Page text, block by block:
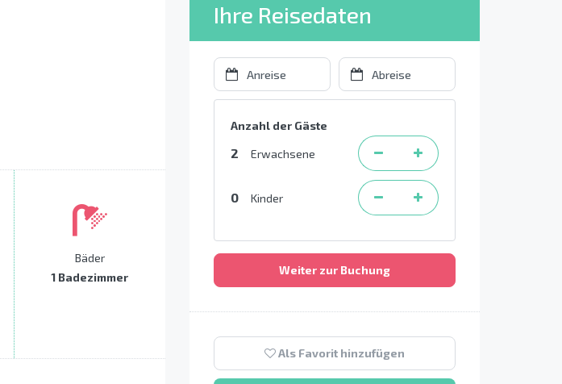
Bäder
1 Badezimmer
Ihre Reisedaten
Anzahl der Gäste
2 Erwachsene
0 Kinder
Weiter zur Buchung
Als Favorit hinzufügen